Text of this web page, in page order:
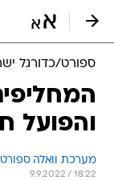
ספורט/כדורגל
והפועל
מערכת וואלה ספורט
9.9.2022 / 18:22